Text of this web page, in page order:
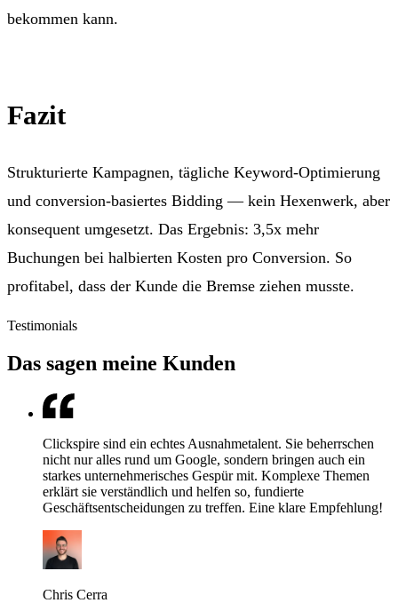
bekommen kann.
Fazit
Strukturierte Kampagnen, tägliche Keyword-Optimierung
und conversion-basiertes Bidding — kein Hexenwerk, aber
konsequent umgesetzt. Das Ergebnis: 3,5x mehr
Buchungen bei halbierten Kosten pro Conversion. So
profitabel, dass der Kunde die Bremse ziehen musste.
Testimonials
Das sagen meine Kunden
Clickspire sind ein echtes Ausnahmetalent. Sie beherrschen
nicht nur alles rund um Google, sondern bringen auch ein
starkes unternehmerisches Gespür mit. Komplexe Themen
erklärt sie verständlich und helfen so, fundierte
Geschäftsentscheidungen zu treffen. Eine klare Empfehlung!
Chris Cerra